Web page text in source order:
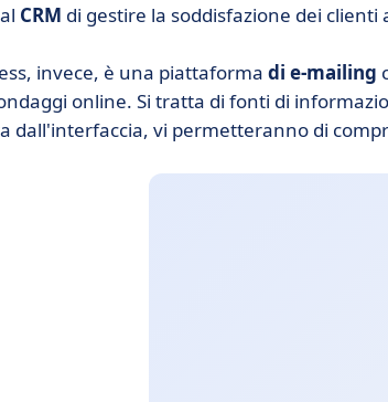
CRM di gestire la soddisfazione dei
invece, è una piattaforma di e-mailing
online. Si tratta di fonti di
dall'interfaccia, vi permetteranno di